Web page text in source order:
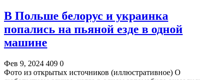
В Польше белорус и украинка
попались на пьяной езде в одной
машине
Фев 9, 2024 409 0
Фото из открытых источников (иллюстративное) О